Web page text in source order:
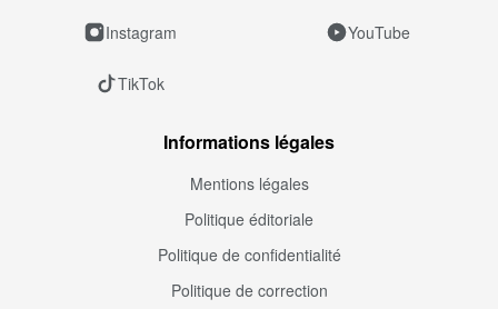
Instagram YouTube
TikTok
Informations légales
Mentions légales
Politique éditoriale
Politique de confidentialité
Politique de correction